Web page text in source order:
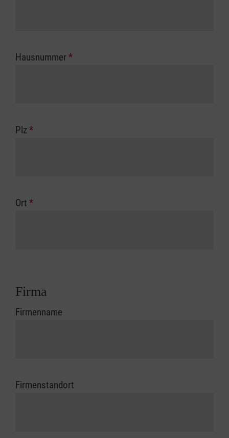
Hausnummer *
Plz*
Ort *
Firma
Firmenname
Firmenstandort